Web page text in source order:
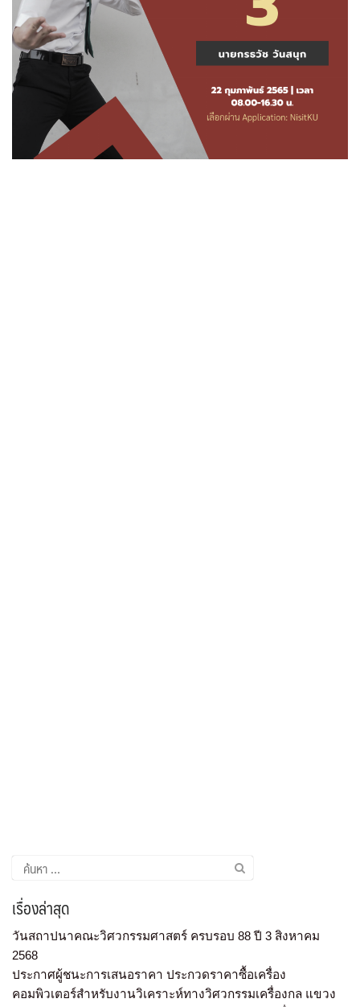
เรื่องล่าสุด
วันสถาปนาคณะวิศวกรรมศาสตร์ ครบรอบ 88 ปี 3 สิงหาคม
2568
ประกาศผู้ชนะการเสนอราคา ประกวดราคาซื้อเครื่อง
คอมพิวเตอร์สำหรับงานวิเคราะห์ทางวิศวกรรมเครื่องกล แขวง